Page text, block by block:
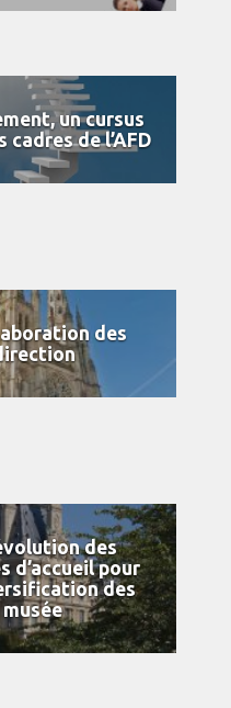
un cursus
cadres de l’AFD
des
des
d’accueil pour
des